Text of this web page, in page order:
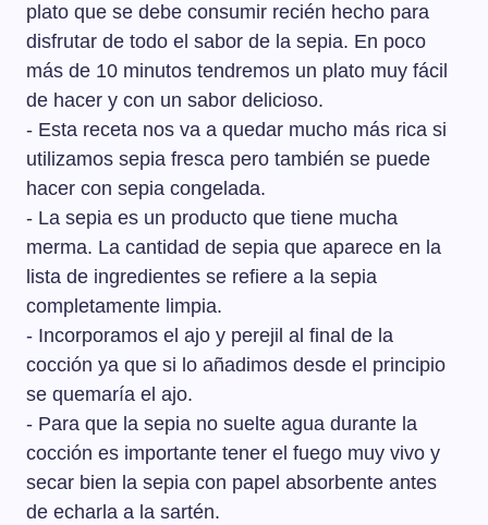
plato que se debe consumir recién hecho para
disfrutar de todo el sabor de la sepia. En poco
más de 10 minutos tendremos un plato muy fácil
de hacer y con un sabor delicioso.
- Esta receta nos va a quedar mucho más rica si
utilizamos sepia fresca pero también se puede
hacer con sepia congelada.
- La sepia es un producto que tiene mucha
merma. La cantidad de sepia que aparece en la
lista de ingredientes se refiere a la sepia
completamente limpia.
- Incorporamos el ajo y perejil al final de la
cocción ya que si lo añadimos desde el principio
se quemaría el ajo.
- Para que la sepia no suelte agua durante la
cocción es importante tener el fuego muy vivo y
secar bien la sepia con papel absorbente antes
de echarla a la sartén.